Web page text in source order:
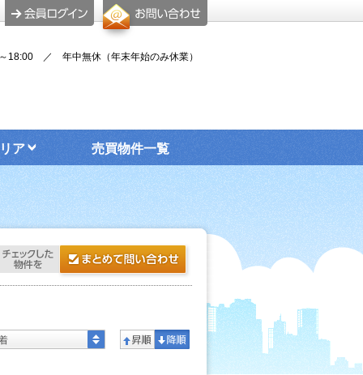
18:00 ／ 年中無休（年末年始のみ休業）
ア 売買物件一覧